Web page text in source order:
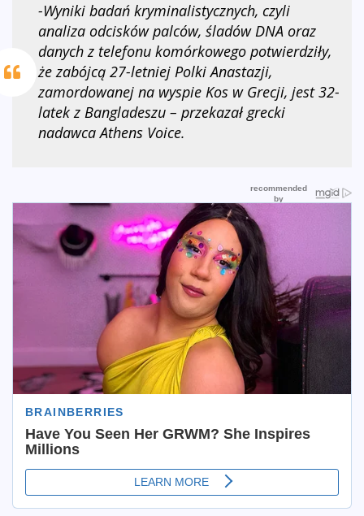
-Wyniki badań kryminalistycznych, czyli
analiza odcisków palców, śladów DNA oraz
danych z telefonu komórkowego potwierdziły,
że zabójcą 27-letniej Polki Anastazji,
zamordowanej na wyspie Kos w Grecji, jest 32-
latek z Bangladeszu – przekazał grecki
nadawca Athens Voice.